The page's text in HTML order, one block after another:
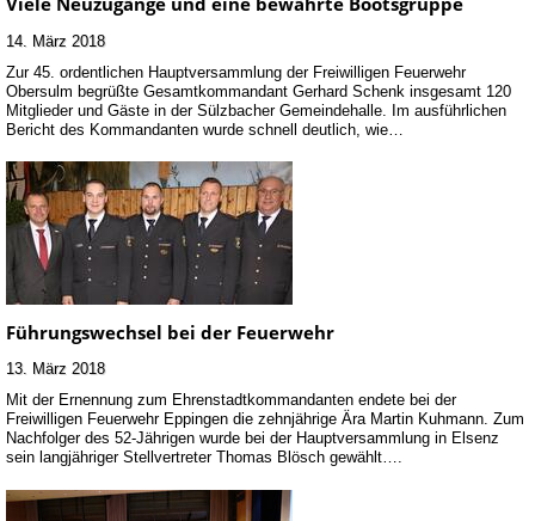
14. März 2018
Zur 45. ordentlichen Hauptversammlung der Freiwilligen Feuerwehr
Obersulm begrüßte Gesamtkommandant Gerhard Schenk insgesamt 120
Mitglieder und Gäste in der Sülzbacher Gemeindehalle. Im ausführlichen
Bericht des Kommandanten wurde schnell deutlich, wie…
Führungswechsel bei der Feuerwehr
13. März 2018
Mit der Ernennung zum Ehrenstadtkommandanten endete bei der
Freiwilligen Feuerwehr Eppingen die zehnjährige Ära Martin Kuhmann. Zum
Nachfolger des 52-Jährigen wurde bei der Hauptversammlung in Elsenz
sein langjähriger Stellvertreter Thomas Blösch gewählt….